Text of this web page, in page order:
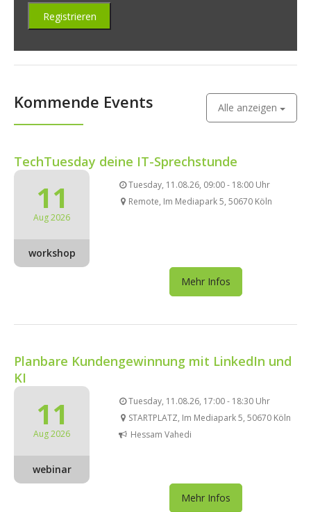
Kommende Events Alle anzeigen
TechTuesday deine IT-Sprechstunde
11
Aug 2026
workshop
Tuesday, 11.08.26, 09:00 - 18:00 Uhr
Remote, Im Mediapark 5, 50670 Köln
Mehr Infos
Planbare Kundengewinnung mit LinkedIn und
KI
11
Aug 2026
webinar
Tuesday, 11.08.26, 17:00 - 18:30 Uhr
STARTPLATZ, Im Mediapark 5, 50670 Köln
Hessam Vahedi
Mehr Infos